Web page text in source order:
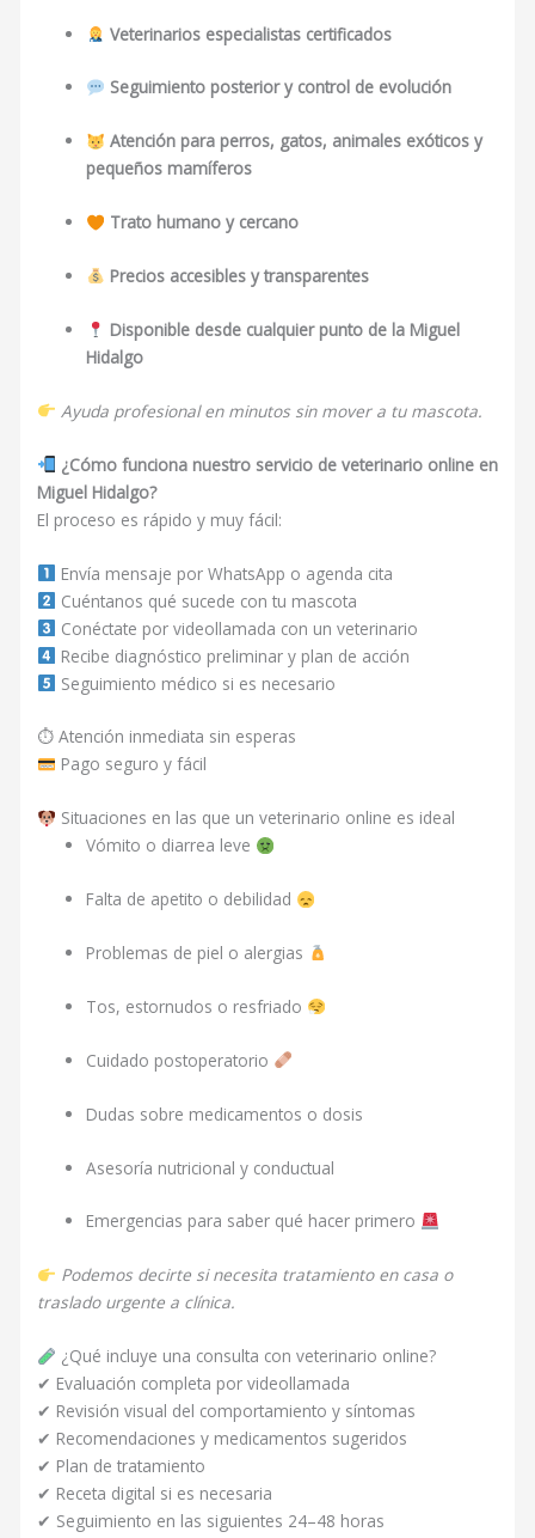
Veterinarios especialistas certificados
Seguimiento posterior y control de evolución
Atención para perros, gatos, animales exóticos y
pequeños mamíferos
Trato humano y cercano
Precios accesibles y transparentes
Disponible desde cualquier punto de la Miguel
Hidalgo
Ayuda profesional en minutos sin mover a tu mascota.
¿Cómo funciona nuestro servicio de veterinario online en
Miguel Hidalgo?
El proceso es rápido y muy fácil:
Envía mensaje por WhatsApp o agenda cita
Cuéntanos qué sucede con tu mascota
Conéctate por videollamada con un veterinario
Recibe diagnóstico preliminar y plan de acción
Seguimiento médico si es necesario
⏱ Atención inmediata sin esperas
Pago seguro y fácil
Situaciones en las que un veterinario online es ideal
Vómito o diarrea leve
Falta de apetito o debilidad
Problemas de piel o alergias
Tos, estornudos o resfriado
Cuidado postoperatorio
Dudas sobre medicamentos o dosis
Asesoría nutricional y conductual
Emergencias para saber qué hacer primero
Podemos decirte si necesita tratamiento en casa o
traslado urgente a clínica.
¿Qué incluye una consulta con veterinario online?
✔ Evaluación completa por videollamada
✔ Revisión visual del comportamiento y síntomas
✔ Recomendaciones y medicamentos sugeridos
✔ Plan de tratamiento
✔ Receta digital si es necesaria
✔ Seguimiento en las siguientes 24–48 horas